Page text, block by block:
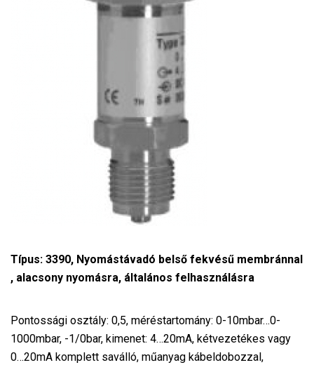
Típus: 3390, Nyomástávadó belső fekvésű membránnal
, alacsony nyomásra, általános felhasználásra
Pontossági osztály: 0,5, méréstartomány: 0-10mbar…0-
1000mbar, -1/0bar, kimenet: 4…20mA, kétvezetékes vagy
0…20mA komplett saválló, műanyag kábeldobozzal,